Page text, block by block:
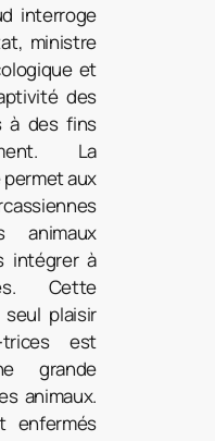
interroge
ministre
et
des
à des fins
La
aux
animaux
intégrer à
Cette
plaisir
est
grande
animaux.
enfermés